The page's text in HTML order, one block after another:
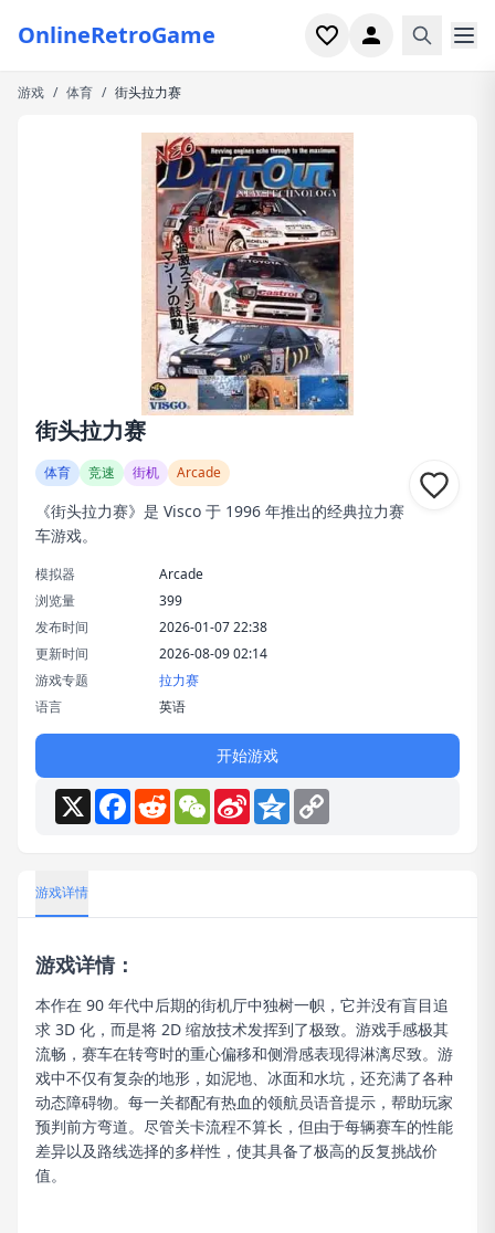
OnlineRetroGame
首页
游戏专题
最近玩过
游戏 / 体育 / 街头拉力赛
街头拉力赛
体育 竞速 街机 Arcade
《街头拉力赛》是 Visco 于 1996 年推出的经典拉力赛
车游戏。
模拟器
Arcade
浏览量
399
发布时间
2026-01-07 22:38
更新时间
2026-08-09 02:14
游戏专题
拉力赛
语言
英语
开始游戏
X Facebook
RedditWeChat
Sina
Weibo
Qzone
游戏详情
游戏详情：
本作在 90 年代中后期的街机厅中独树一帜，它并没有盲目追
求 3D 化，而是将 2D 缩放技术发挥到了极致。游戏手感极其
流畅，赛车在转弯时的重心偏移和侧滑感表现得淋漓尽致。游
戏中不仅有复杂的地形，如泥地、冰面和水坑，还充满了各种
动态障碍物。每一关都配有热血的领航员语音提示，帮助玩家
预判前方弯道。尽管关卡流程不算长，但由于每辆赛车的性能
差异以及路线选择的多样性，使其具备了极高的反复挑战价
值。